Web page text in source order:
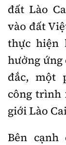
đất Lào
vào đất
thực hiện
hưởng
đắc, một
công trình
giới Lào
Bên